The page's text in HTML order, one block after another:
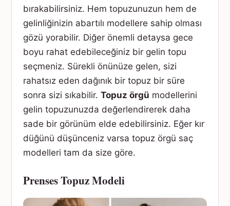
bırakabilirsiniz. Hem topuzunuzun hem de
gelinliğinizin abartılı modellere sahip olması
gözü yorabilir. Diğer önemli detaysa gece
boyu rahat edebileceğiniz bir gelin topu
seçmeniz. Sürekli önünüze gelen, sizi
rahatsız eden dağınık bir topuz bir süre
sonra sizi sıkabilir. Topuz örgü modellerini
gelin topuzunuzda değerlendirerek daha
sade bir görünüm elde edebilirsiniz. Eğer kır
düğünü düşünceniz varsa topuz örgü saç
modelleri tam da size göre.
Prenses Topuz Modeli